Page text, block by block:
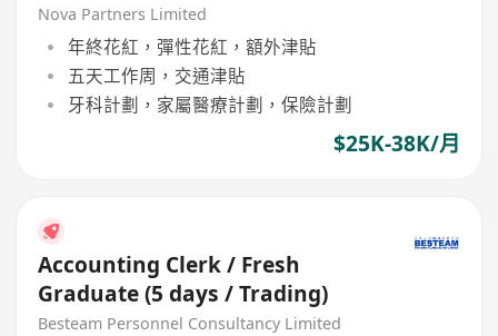
Nova Partners Limited
年終花紅，彈性花紅，額外津貼
五天工作周，交通津貼
牙科計劃，家屬醫療計劃，保險計劃
$25K-38K/月
Accounting Clerk / Fresh
Graduate (5 days / Trading)
Besteam Personnel Consultancy Limited